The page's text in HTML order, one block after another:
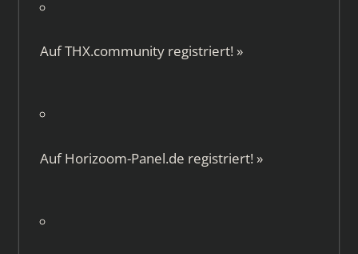
AufTHX.communityregistriert! »
AufHorizoom-Panel.de registriert! »